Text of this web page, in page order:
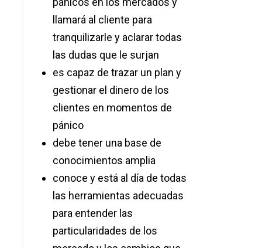
llamará al cliente para
tranquilizarle y aclarar todas
las dudas que le surjan
es capaz de trazar un plan y
gestionar el dinero de los
clientes en momentos de
pánico
debe tener una base de
conocimientos amplia
conoce y está al día de todas
las herramientas adecuadas
para entender las
particularidades de los